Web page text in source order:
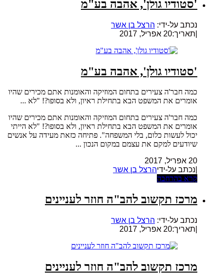
'סטודיו גולן', אהבה בע"מ
נכתב על-ידי: הרצל בן אשר
תאריך:20 אפריל, 2017
'סטודיו גולן', אהבה בע"מ
כמה חבר'ה צעירים בתחום המוזיקה והאומנות אתם מכירים שהיו
אומרים את המשפט הבא בתחילת ראיון, ולא בסופו?! "לא ...
כמה חבר'ה צעירים בתחום המוזיקה והאומנות אתם מכירים שהיו
אומרים את המשפט הבא בתחילת ראיון, ולא בסופו?! "לא הייתי
יכול לעשות כלום, בלי המשפחה". פתיחה כזאת מעידה על אנשים
שיודעים למקם את עצמם במקום הנכון ...
20 אפריל, 2017
|נכתב על-ידיהרצל בן אשר
קרא בהרחבה
מרכז תקשוב להב"ה חוזר לעניינים
נכתב על-ידי: הרצל בן אשר
תאריך:20 אפריל, 2017
מרכז תקשוב להב"ה חוזר לעניינים